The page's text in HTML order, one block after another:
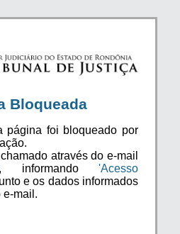
Bloqueada
página foi bloqueado por
através do e-mail
informando 'Acesso
e os dados informados
e-mail.